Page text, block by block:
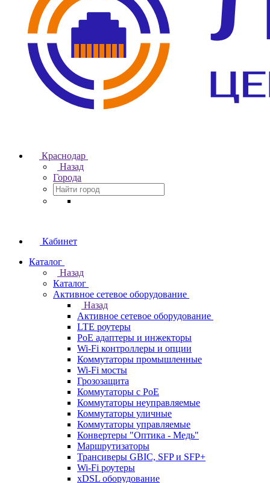
Краснодар
Назад
Города
Кабинет
Каталог
Назад
Каталог
Активное сетевое оборудование
Назад
Активное сетевое оборудование
LTE роутеры
PoE адаптеры и инжекторы
Wi-Fi контроллеры и опции
Коммутаторы промышленные
Wi-Fi мосты
Грозозащита
Коммутаторы c PoE
Коммутаторы неуправляемые
Коммутаторы уличные
Коммутаторы управляемые
Конвертеры "Оптика - Медь"
Маршрутизаторы
Трансиверы GBIC, SFP и SFP+
Wi-Fi роутеры
xDSL оборудование